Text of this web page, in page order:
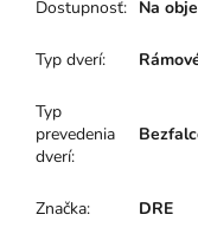
Dostupnosť: Na
Typ dverí:
Typ
prevedenia
dverí:
Značka: DRE